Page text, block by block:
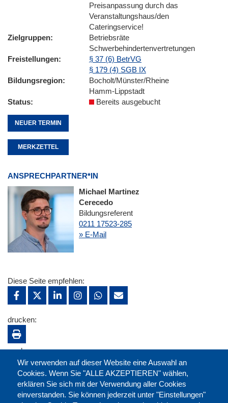
Preisanpassung durch das
Veranstaltungshaus/den
Cateringservice!
Zielgruppen
Betriebsräte
Schwerbehindertenvertretungen
Freistellungen
§ 37 (6) BetrVG
§ 179 (4) SGB IX
Bildungsregion
Bocholt/Münster/Rheine
Hamm-Lippstadt
Status
Bereits ausgebucht
NEUER TERMIN
MERKZETTEL
ANSPRECHPARTNER*IN
Michael Martinez
Cerecedo
Bildungsreferent
0211 17523-285
» E-Mail
Wir verwenden auf dieser Website eine Auswahl an
Cookies. Wenn Sie "ALLE AKZEPTIEREN" wählen,
erklären Sie sich mit der Verwendung aller Cookies
einverstanden. Sie können jederzeit unter "Einstellungen"
Diese Seite empfehlen:
drucken:
merken: